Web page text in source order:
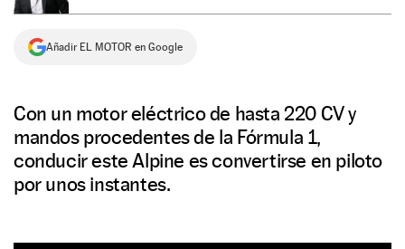
Añadir EL MOTOR en Google
Con un motor eléctrico de hasta 220 CV y
mandos procedentes de la Fórmula 1,
conducir este Alpine es convertirse en piloto
por unos instantes.